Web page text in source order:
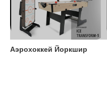
Аэрохоккей Йоркшир